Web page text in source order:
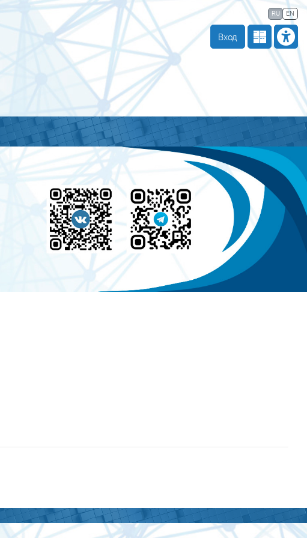
Вход
Сайт компании Тех. поддержка Маршрут внедрения RU EN